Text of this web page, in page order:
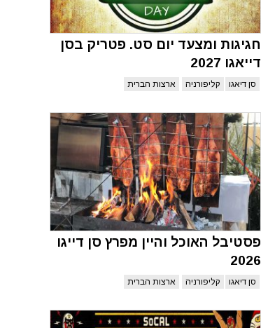
חגיגות ומצעד יום סט. פטריק בסן
דייאגו 2027
סן דיאגו קליפורניה ארצות הברית
פסטיבל האוכל והיין מפרץ סן דייגו
2026
סן דיאגו קליפורניה ארצות הברית